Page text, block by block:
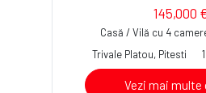
145,000
Casă / Vilă cu 4
Trivale Platou, Pitesti
Vezi mai multe